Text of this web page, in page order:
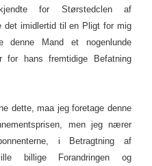
for Størstedclen af
det imidlertid til en Pligt for mig
denne Mand et nogenlunde
for hans fremtidige Befatning
maa jeg foretage denne
men jeg nærer
i Betragtning af
billige Forandringen og